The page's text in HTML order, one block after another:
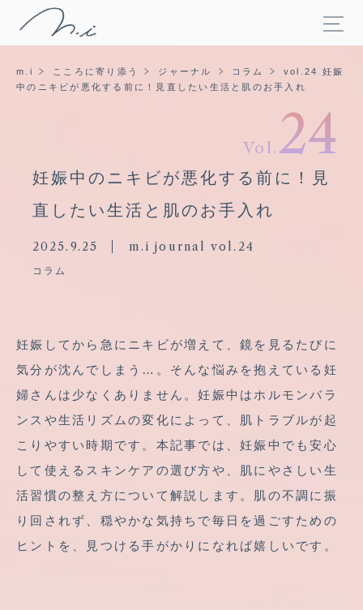
m.i こころに寄り添う ジャーナル コラム
vol.24 妊娠
中のニキビが悪化する前に！見直したい生活と肌のお手入れ
Vol. 24
妊娠中のニキビが悪化する前に！見
直したい生活と肌のお手入れ
2025.9.25 m.i journal vol.24
コラム
妊娠してから急にニキビが増えて、鏡を見るたびに
気分が沈んでしまう…。そんな悩みを抱えている妊
婦さんは少なくありません。妊娠中はホルモンバラ
ンスや生活リズムの変化によって、肌トラブルが起
こりやすい時期です。本記事では、妊娠中でも安心
して使えるスキンケアの選び方や、肌にやさしい生
活習慣の整え方について解説します。肌の不調に振
り回されず、穏やかな気持ちで毎日を過ごすための
ヒントを、見つける手がかりになれば嬉しいです。